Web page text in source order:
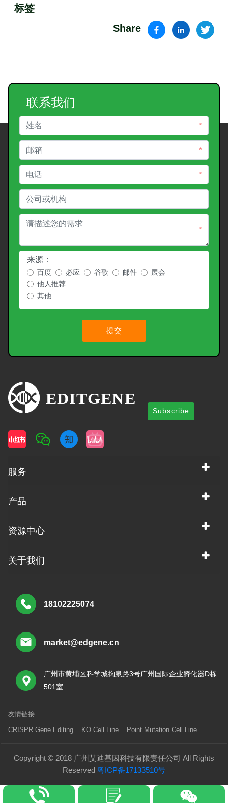
标签
Share
联系我们
*
*
*
*
来源：
百度 必应 谷歌 邮件
展会
他人推荐
其他
提交
Subscribe
服务
产品
资源中心
关于我们
18102225074
market@edgene.cn
广州市黄埔区科学城掬泉路3号广州国际企业孵化器D栋
501室
友情链接:
CRISPR Gene Editing KO Cell Line Point Mutation Cell Line
Copyright © 2018 广州艾迪基因科技有限责任公司 All Rights
Reserved 粤ICP备17133510号